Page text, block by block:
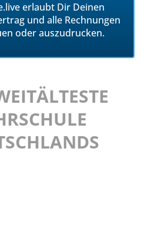
erlaubt Dir Deinen
und alle Rechnungen
oder auszudrucken.